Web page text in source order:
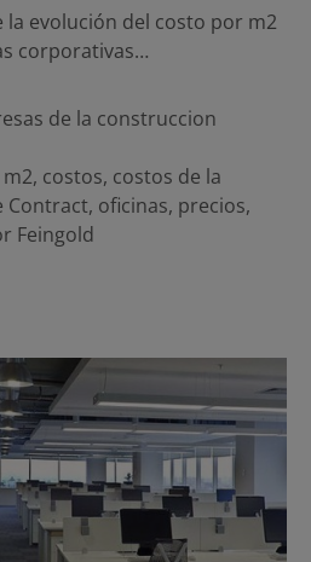
la evolución del costo por m2
corporativas…
de la construccion
, costos, costos de la
Contract, oficinas, precios,
Feingold